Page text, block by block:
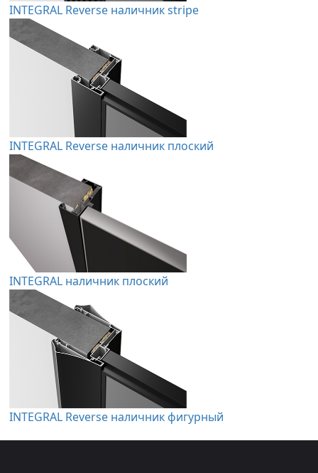
INTEGRAL Reverse наличник stripe
INTEGRAL Reverse наличник плоский
INTEGRAL наличник плоский
INTEGRAL Reverse наличник фигурный